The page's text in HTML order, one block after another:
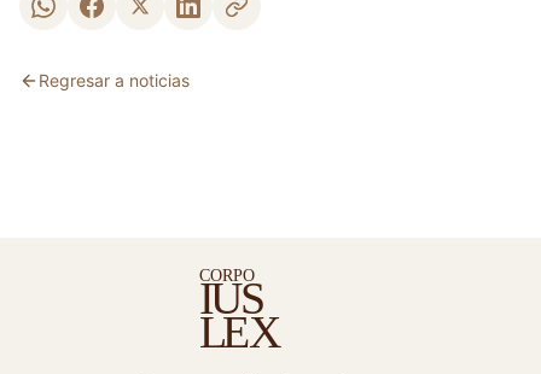
Regresar a noticias
US
I
LEX
CORPO